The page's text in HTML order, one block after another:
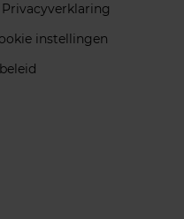
Privacyverklaring
instellingen